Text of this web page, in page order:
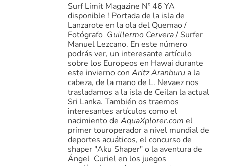
Surf Limit Magazine Nº 46 YA
disponible ! Portada de la isla de
Lanzarote en la ola del Quemao /
Fotógrafo Guillermo Cervera/ Surfer
Manuel Lezcano. En este número
podrás ver, un interesante artículo
sobre los Europeos en Hawai durante
este invierno con Aritz Aranburua la
cabeza, de la mano de L. Nevaez nos
trasladamos a la isla de Ceilan la actual
Sri Lanka. También os traemos
interesantes artículos como el
nacimiento de AquaXplorer.com el
primer touroperador a nivel mundial de
deportes acuáticos, el concurso de
shaper "Aku Shaper" o la aventura de
Ángel Curiel en los juegos